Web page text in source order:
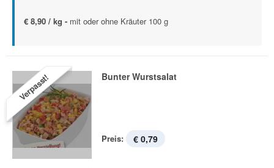
€ 8,90 / kg - mit oder ohne Kräuter 100 g
Verpasst! Bunter Wurstsalat
Preis: € 0,79